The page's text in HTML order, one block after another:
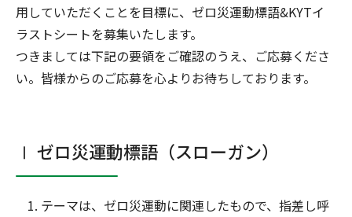
用していただくことを目標に、ゼロ災運動標語&KYTイ
ラストシートを募集いたします。
つきましては下記の要領をご確認のうえ、ご応募くださ
い。皆様からのご応募を心よりお待ちしております。
Ⅰ ゼロ災運動標語（スローガン）
テーマは、ゼロ災運動に関連したもので、指差し呼